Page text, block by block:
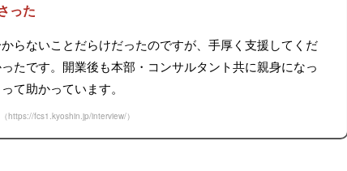
った
らないことだらけだったのですが、手厚く支援してくだ
たです。開業後も本部・コンサルタント共に親身になっ
て助かっています。
https://fcs1.kyoshin.jp/interview/）